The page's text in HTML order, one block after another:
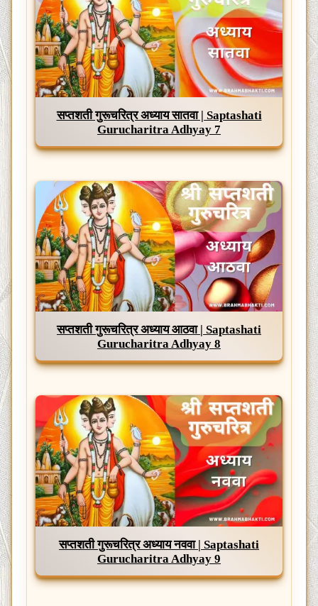
सप्तशती गुरूचरित्र अध्याय सातवा | Saptashati
Gurucharitra Adhyay 7
सप्तशती गुरूचरित्र अध्याय आठवा | Saptashati
Gurucharitra Adhyay 8
सप्तशती गुरूचरित्र अध्याय नववा | Saptashati
Gurucharitra Adhyay 9